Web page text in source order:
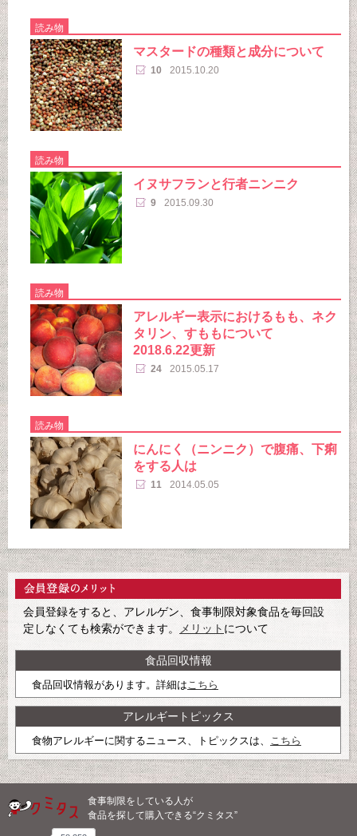
読み物
マスタードの種類と成分について
10 2015.10.20
読み物
イヌサフランと行者ニンニク
9 2015.09.30
読み物
アレルギー表示におけるもも、ネク
タリン、すももについて
2018.6.22更新
24 2015.05.17
読み物
にんにく（ニンニク）で腹痛、下痢
をする人は
11 2014.05.05
会員登録をすると、アレルゲン、食事制限対象食品を毎回設
定しなくても検索ができます。
メリット について
食品回収情報
食品回収情報があります。詳細は こちら
アレルギートピックス
食物アレルギーに関するニュース、トピックスは、 こちら
食事制限をしている人が
食品を探して購入できる“クミタス”